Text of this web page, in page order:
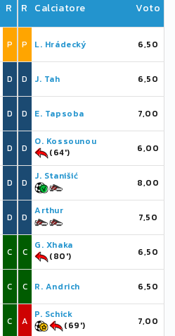
R
P
D
D
D
D
D
C
C
C
R Calciatore Voto
P L. Hrádecký 6,50
D J. Tah 6,50
D E. Tapsoba 7,00
D
O. Kossounou
(64')
6,00
D
J. Stanišić
8,00
D
Arthur
7,50
C
G. Xhaka
(80')
6,50
C R. Andrich 6,50
A
P. Schick
(69')
7,00